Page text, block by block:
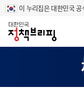
이 누리집은 대한민국
홈